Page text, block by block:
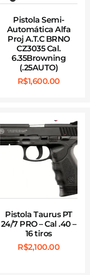
Pistola Semi-
Automática Alfa
Proj A.T.C BRNO
CZ3035 Cal.
6.35Browning
(.25AUTO)
R$1,600.00
Pistola Taurus PT
24/7 PRO – Cal .40 –
16 tiros
R$2,100.00